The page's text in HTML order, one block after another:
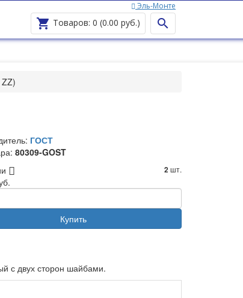
Эль-Монте
 Товаров: 0 (0.00 руб.) 
ГОСТ
80309-GOST
2 шт.
Купить
с двух сторон шайбами.